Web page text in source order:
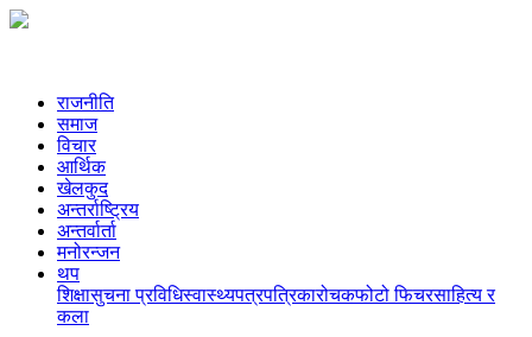
राजनीति
समाज
विचार
आर्थिक
खेलकुद
अन्तर्राष्ट्रिय
अन्तर्वार्ता
मनोरन्जन
थप
शिक्षासुचना प्रविधिस्वास्थ्यपत्रपत्रिकारोचकफोटो फिचरसाहित्य र
कला